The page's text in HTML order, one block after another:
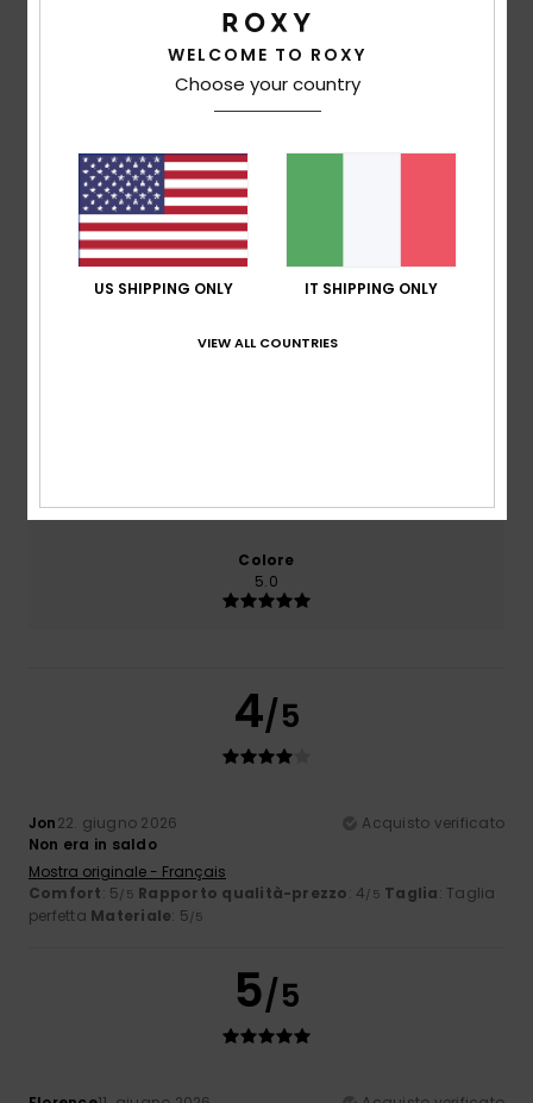
Punteggio medio
4.5/5
basato su2 recensioni verificate
Il 50% dei nostri clienti consiglia questo prodotto
Comfort
Colore
5.0
4/5
Jon22. giugno 2026
Acquisto verificato
Non era in saldo
Mostra originale - Français
Comfort: 5/5 Rapporto qualità-prezzo: 4/5 Taglia: Taglia
perfetta Materiale: 5/5
5/5
WELCOME TO ROXY
Choose your country
US SHIPPING ONLY IT SHIPPING ONLY
VIEW ALL COUNTRIES